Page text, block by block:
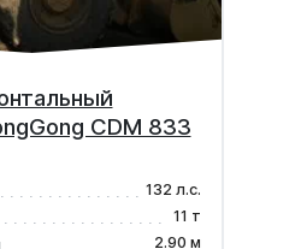
CDM 833
132 л.с.
11 т
2.90 м